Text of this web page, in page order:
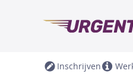
Inschrijven